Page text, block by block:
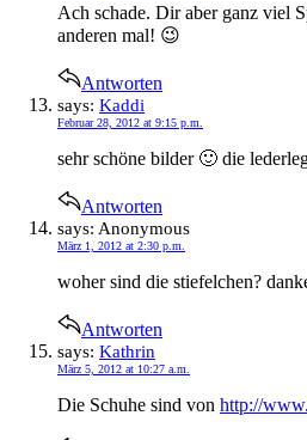
Ach schade. Dir aber ganz viel
anderen mal! 😉
Antworten
says: Kaddi
Februar 28, 2012 at 9:15 p.m.
sehr schöne bilder 🙂 die
Antworten
says: Anonymous
März 1, 2012 at 2:30 p.m.
woher sind die stiefelchen?
Antworten
says: Kathrin
März 5, 2012 at 10:27 a.m.
Die Schuhe sind von http://